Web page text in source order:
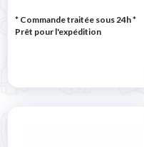
* Commande traitée sous 24h*
Prêt pour l'expédition